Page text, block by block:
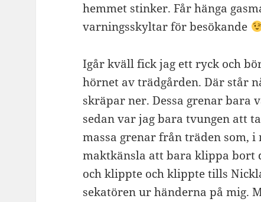
hemmet stinker. Får hänga
varningsskyltar för besökande
Igår kväll fick jag ett ryck och
hörnet av trädgården. Där står
skräpar ner. Dessa grenar bara
sedan var jag bara tvungen att
massa grenar från träden som,
maktkänsla att bara klippa bort
och klippte och klippte tills
sekatören ur händerna på mig.